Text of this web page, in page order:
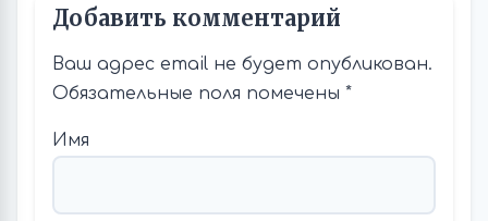
Добавить комментарий
Ваш адрес email не будет опубликован.
Обязательные поля помечены *
Имя